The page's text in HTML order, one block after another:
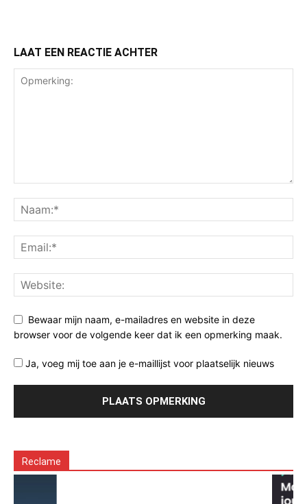
LAAT EEN REACTIE ACHTER
Bewaar mijn naam, e-mailadres en website in deze
browser voor de volgende keer dat ik een opmerking maak.
Ja, voeg mij toe aan je e-maillijst voor plaatselijk nieuws
Reclame